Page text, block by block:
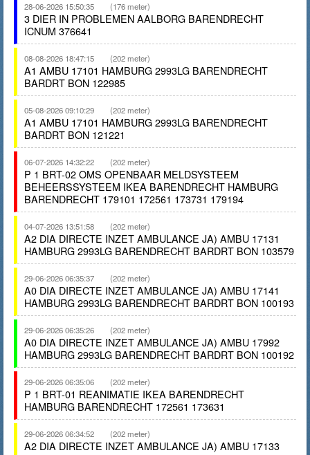
28-06-2026 15:50:35 (176 meter)
3 DIER IN PROBLEMEN AALBORG BARENDRECHT
ICNUM 376641
08-08-2026 18:47:15 (202 meter)
A1 AMBU 17101 HAMBURG 2993LG BARENDRECHT
BARDRT BON 122985
05-08-2026 09:10:29 (202 meter)
A1 AMBU 17101 HAMBURG 2993LG BARENDRECHT
BARDRT BON 121221
06-07-2026 14:32:22 (202 meter)
P 1 BRT-02 OMS OPENBAAR MELDSYSTEEM
BEHEERSSYSTEEM IKEA BARENDRECHT HAMBURG
BARENDRECHT 179101 172561 173731 179194
04-07-2026 13:51:58 (202 meter)
A2 DIA DIRECTE INZET AMBULANCE JA) AMBU 17131
HAMBURG 2993LG BARENDRECHT BARDRT BON 103579
29-06-2026 06:35:37 (202 meter)
A0 DIA DIRECTE INZET AMBULANCE JA) AMBU 17141
HAMBURG 2993LG BARENDRECHT BARDRT BON 100193
29-06-2026 06:35:26 (202 meter)
A0 DIA DIRECTE INZET AMBULANCE JA) AMBU 17992
HAMBURG 2993LG BARENDRECHT BARDRT BON 100192
29-06-2026 06:35:06 (202 meter)
P 1 BRT-01 REANIMATIE IKEA BARENDRECHT
HAMBURG BARENDRECHT 172561 173631
29-06-2026 06:34:52 (202 meter)
A2 DIA DIRECTE INZET AMBULANCE JA) AMBU 17133